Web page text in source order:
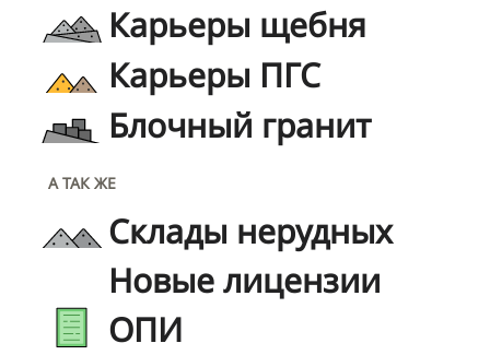
Карьеры щебня
Карьеры ПГС
Блочный гранит
А ТАК ЖЕ
Склады нерудных
Новые лицензии
ОПИ